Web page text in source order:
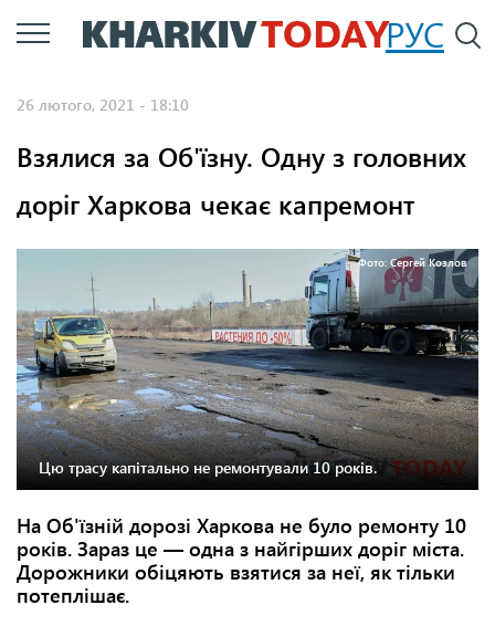
Перейти
до
РУС
26 лютого, 2021 - 18:10
Взялися за Об'їзну. Одну з головних
доріг Харкова чекає капремонт
Фото: Сергей Козлов
Цю трасу капітально не ремонтували 10 років.
На Об'їзній дорозі Харкова не було ремонту 10
років. Зараз це — одна з найгірших доріг міста.
Дорожники обіцяють взятися за неї, як тільки
потеплішає.